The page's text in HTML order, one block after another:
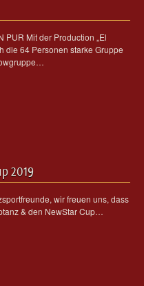
PUR Mit der Production „El
die 64 Personen starke Gruppe
2019
wir freuen uns, dass
& den NewStar Cup…